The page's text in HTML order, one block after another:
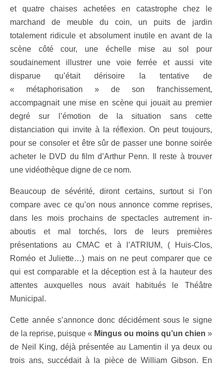
et quatre chaises achetées en catastrophe chez le
marchand de meuble du coin, un puits de jardin
totalement ridicule et absolument inutile en avant de la
scène côté cour, une échelle mise au sol pour
soudainement illustrer une voie ferrée et aussi vite
disparue qu’était dérisoire la tentative de
« métaphorisation » de son franchissement,
accompagnait une mise en scène qui jouait au premier
degré sur l’émotion de la situation sans cette
distanciation qui invite à la réflexion. On peut toujours,
pour se consoler et être sûr de passer une bonne soirée
acheter le DVD du film d’Arthur Penn. Il reste à trouver
une vidéothèque digne de ce nom.
Beaucoup de sévérité, diront certains, surtout si l’on
compare avec ce qu’on nous annonce comme reprises,
dans les mois prochains de spectacles autrement in-
aboutis et mal torchés, lors de leurs premières
présentations au CMAC et à l’ATRIUM, ( Huis-Clos,
Roméo et Juliette…) mais on ne peut comparer que ce
qui est comparable et la déception est à la hauteur des
attentes auxquelles nous avait habitués le Théâtre
Municipal.
Cette année s’annonce donc décidément sous le signe
de la reprise, puisque « Mingus ou moins qu’un chien »
de Neil King, déjà présentée au Lamentin il ya deux ou
trois ans, succédait à la pièce de William Gibson. En